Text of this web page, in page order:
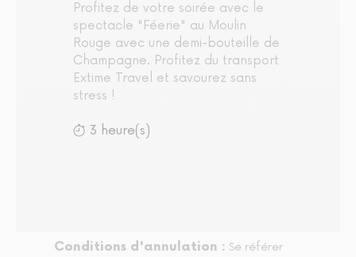
Profitez de votre soirée avec le
spectacle "Féerie" au Moulin
Rouge avec une demi-bouteille de
Champagne. Profitez du transport
Extime Travel et savourez sans
stress !
3 heure(s)
Conditions d'annulation : Se référer